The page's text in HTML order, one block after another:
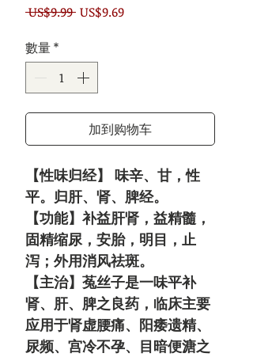
US$9.99 一
格
US$9.69促
數量*
加到购物车
【性味归经】 味辛、甘，性
平。归肝、肾、脾经。
【功能】补益肝肾，益精髓，
固精缩尿，安胎，明目，止
泻；外用消风祛斑。
【主治】菟丝子是一味平补
肾、肝、脾之良药，临床主要
应用于肾虚腰痛、阳痿遗精、
尿频、宫冷不孕、目暗便溏之